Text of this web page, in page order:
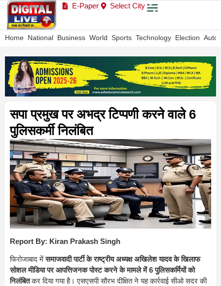
E-Paper Select City
Home National Business World Sports Technology Election Auto
सपा प्रमुख पर अभद्र टिप्पणी करने वाले 6
पुलिसकर्मी निलंबित
Report By: Kiran Prakash Singh
फिरोजाबाद मेंसमाजवादी पार्टी के राष्ट्रीय अध्यक्ष अखिलेश यादव के खिलाफ
सोशल मीडिया पर आपत्तिजनक पोस्ट करने के मामले में 6 पुलिसकर्मियों को
निलंबितकर दिया गया है। एसएसपी सौरभ दीक्षित ने यह कार्रवाई सीओ सदर की